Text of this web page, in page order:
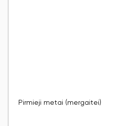
Pirmieji metai (mergaitei)